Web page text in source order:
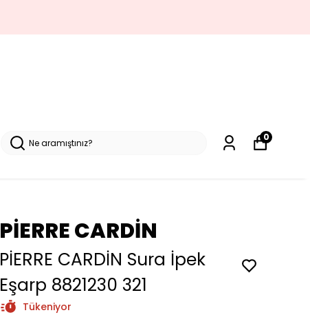
0
PİERRE CARDİN
PİERRE CARDİN Sura İpek
Eşarp 8821230 321
Tükeniyor